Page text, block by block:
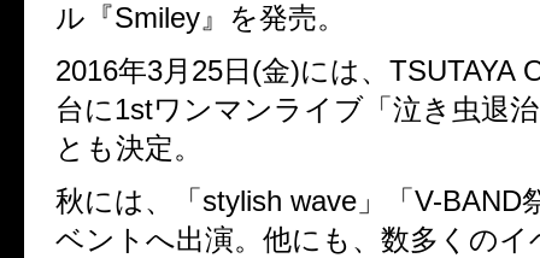
ル『Smiley』を発売。
2016年3月25日(金)には、TSUTAYA
台に1stワンマンライブ「泣き虫退
とも決定。
秋には、「stylish wave」「V-BAND
ベントへ出演。他にも、数多くの